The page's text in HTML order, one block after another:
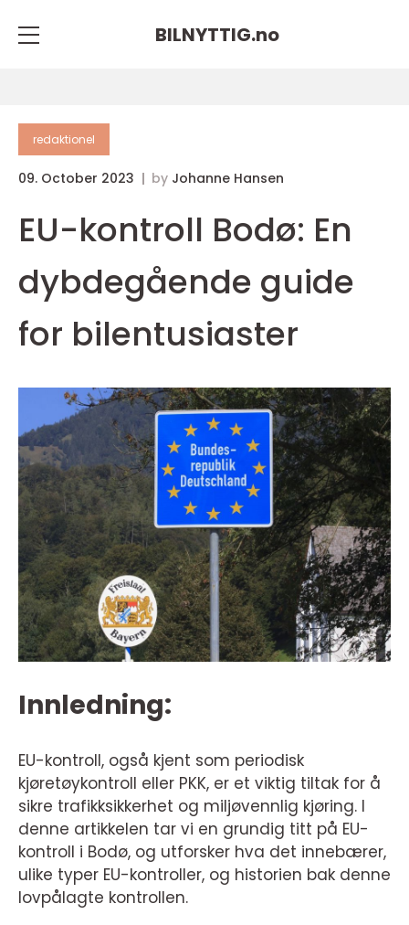
BILNYTTIG.no
redaktionel
09. October 2023 by Johanne Hansen
EU-kontroll Bodø: En
dybdegående guide
for bilentusiaster
Innledning:
EU-kontroll, også kjent som periodisk
kjøretøykontroll eller PKK, er et viktig tiltak for å
sikre trafikksikkerhet og miljøvennlig kjøring. I
denne artikkelen tar vi en grundig titt på EU-
kontroll i Bodø, og utforsker hva det innebærer,
ulike typer EU-kontroller, og historien bak denne
lovpålagte kontrollen.